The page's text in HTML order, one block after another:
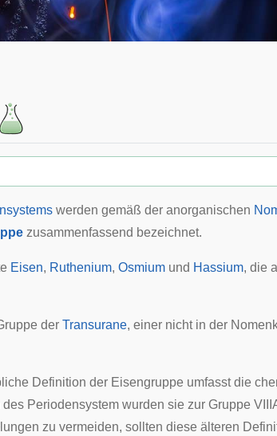
werden gemäß der anorganischen
zusammenfassend bezeichnet.
Eisen, Ruthenium, Osmium und Hassium, die
der Transurane, einer nicht in der
Definition der Eisengruppe umfasst die
Periodensystem wurden sie zur Gruppe
zu vermeiden, sollten diese älteren